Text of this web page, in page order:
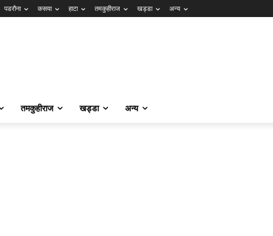
पडरौना कसया हाटा तमकुहीराज खड्डा अन्य
तमकुहीराज खड्डा अन्य